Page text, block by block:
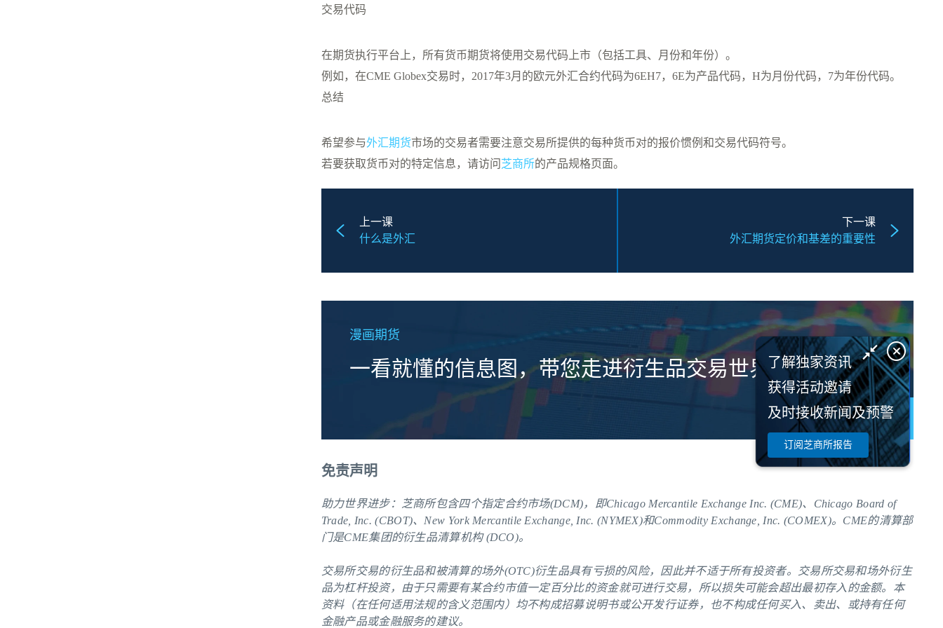
交易代码
在期货执行平台上，所有货币期货将使用交易代码上市（包括工具、月份和年份）。
例如，在CME Globex交易时，2017年3月的欧元外汇合约代码为6EH7，6E为产品代码，H为月份代码，7为年份代码。
总结
希望参与外汇期货市场的交易者需要注意交易所提供的每种货币对的报价惯例和交易代码符号。
若要获取货币对的特定信息，请访问 芝商所的产品规格页面。
上一课
什么是外汇
下一课
外汇期货定价和基差的重要性
漫画期货
一看就懂的信息图，带您走进衍生品交易世界。
了解更多
免责声明
助力世界进步：芝商所包含四个指定合约市场(DCM)，即Chicago Mercantile Exchange Inc. (CME)、Chicago Board of
Trade, Inc. (CBOT)、New York Mercantile Exchange, Inc. (NYMEX)和Commodity Exchange, Inc. (COMEX)。 CME的清算部
门是CME集团的衍生品清算机构 (DCO)。
交易所交易的衍生品和被清算的场外(OTC)衍生品具有亏损的风险，因此并不适于所有投资者。交易所交易和场外衍生
品为杠杆投资，由于只需要有某合约市值一定百分比的资金就可进行交易，所以损失可能会超出最初存入的金额。本
资料（在任何适用法规的含义范围内）均不构成招募说明书或公开发行证券，也不构成任何买入、卖出、或持有任何
金融产品或金融服务的建议。
了解独家资讯
获得活动邀请
及时接收新闻及预警
订阅芝商所报告